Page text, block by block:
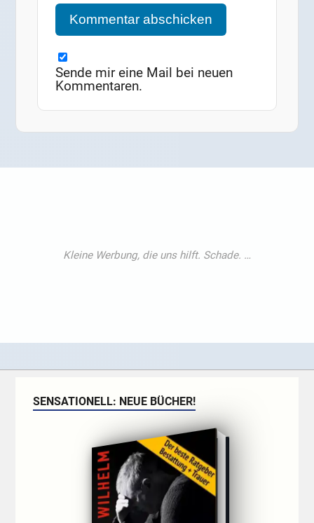
Sende mir eine Mail bei neuen
Kommentaren.
SENSATIONELL: NEUE BÜCHER!